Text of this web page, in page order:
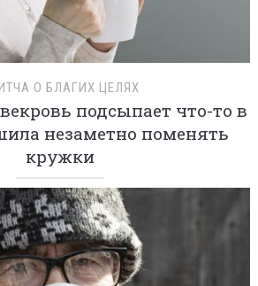
О БЛАГИХ ЦЕЛЯХ
подсыпает что-то в
незаметно поменять
кружки